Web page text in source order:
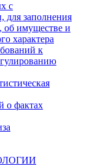
с
для заполнения
об имуществе и
характера
к
о фактах